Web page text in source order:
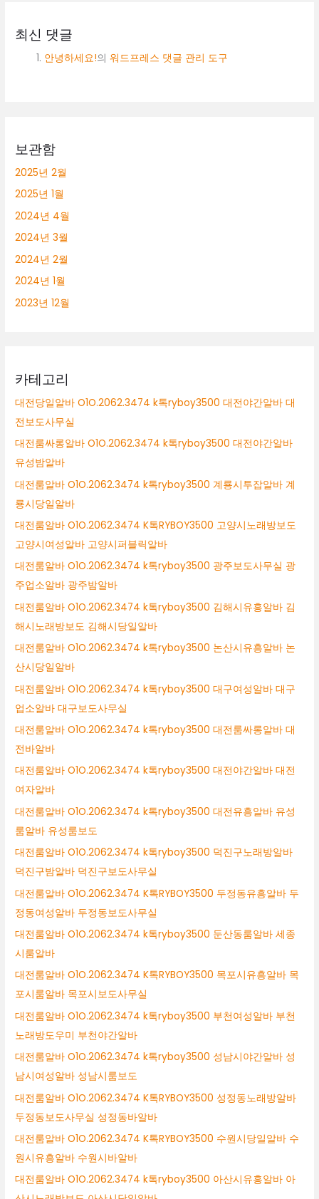
최신 댓글
안녕하세요!의워드프레스 댓글 관리 도구
보관함
2025년 2월
2025년 1월
2024년 4월
2024년 3월
2024년 2월
2024년 1월
2023년 12월
카테고리
대전당일알바 O1O.2062.3474 k톡ryboy3500 대전야간알바 대
전보도사무실
대전룸싸롱알바 O1O.2062.3474 k톡ryboy3500 대전야간알바
유성밤알바
대전룸알바 O1O.2062.3474 k톡ryboy3500 계룡시투잡알바 계
룡시당일알바
대전룸알바 O1O.2062.3474 K톡RYBOY3500 고양시노래방보도
고양시여성알바 고양시퍼블릭알바
대전룸알바 O1O.2062.3474 k톡ryboy3500 광주보도사무실 광
주업소알바 광주밤알바
대전룸알바 O1O.2062.3474 k톡ryboy3500 김해시유흥알바 김
해시노래방보도 김해시당일알바
대전룸알바 O1O.2062.3474 k톡ryboy3500 논산시유흥알바 논
산시당일알바
대전룸알바 O1O.2062.3474 k톡ryboy3500 대구여성알바 대구
업소알바 대구보도사무실
대전룸알바 O1O.2062.3474 k톡ryboy3500 대전룸싸롱알바 대
전바알바
대전룸알바 O1O.2062.3474 k톡ryboy3500 대전야간알바 대전
여자알바
대전룸알바 O1O.2062.3474 k톡ryboy3500 대전유흥알바 유성
룸알바 유성룸보도
대전룸알바 O1O.2062.3474 k톡ryboy3500 덕진구노래방알바
덕진구밤알바 덕진구보도사무실
대전룸알바 O1O.2062.3474 K톡RYBOY3500 두정동유흥알바 두
정동여성알바 두정동보도사무실
대전룸알바 O1O.2062.3474 k톡ryboy3500 둔산동룸알바 세종
시룸알바
대전룸알바 O1O.2062.3474 K톡RYBOY3500 목포시유흥알바 목
포시룸알바 목포시보도사무실
대전룸알바 O1O.2062.3474 k톡ryboy3500 부천여성알바 부천
노래방도우미 부천야간알바
대전룸알바 O1O.2062.3474 k톡ryboy3500 성남시야간알바 성
남시여성알바 성남시룸보도
대전룸알바 O1O.2062.3474 K톡RYBOY3500 성정동노래방알바
두정동보도사무실 성정동바알바
대전룸알바 O1O.2062.3474 K톡RYBOY3500 수원시당일알바 수
원시유흥알바 수원시바알바
대전룸알바 O1O.2062.3474 k톡ryboy3500 아산시유흥알바 아